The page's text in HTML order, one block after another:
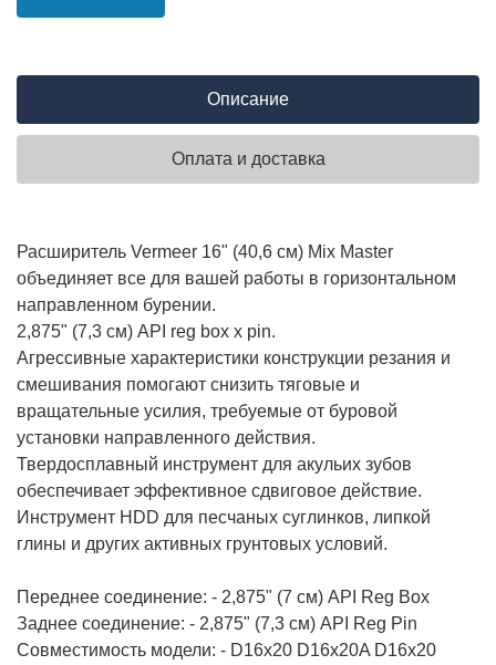
Описание
Оплата и доставка
Расширитель Vermeer 16" (40,6 см) Mix Master
объединяет все для вашей работы в горизонтальном
направленном бурении.
2,875" (7,3 см) API reg box x pin.
Агрессивные характеристики конструкции резания и
смешивания помогают снизить тяговые и
вращательные усилия, требуемые от буровой
установки направленного действия.
Твердосплавный инструмент для акульих зубов
обеспечивает эффективное сдвиговое действие.
Инструмент HDD для песчаных суглинков, липкой
глины и других активных грунтовых условий.
Переднее соединение: - 2,875" (7 см) API Reg Box
Заднее соединение: - 2,875" (7,3 см) API Reg Pin
Совместимость модели: - D16x20 D16x20A D16x20